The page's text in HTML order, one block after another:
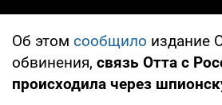
Об этом сообщило издание
обвинения, связь Отта с
происходила через